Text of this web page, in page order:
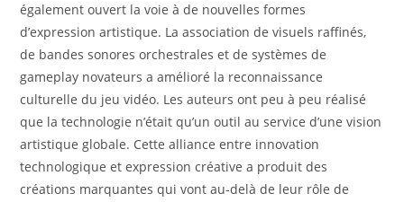
également ouvert la voie à de nouvelles formes
d’expression artistique. La association de visuels raffinés,
de bandes sonores orchestrales et de systèmes de
gameplay novateurs a amélioré la reconnaissance
culturelle du jeu vidéo. Les auteurs ont peu à peu réalisé
que la technologie n’était qu’un outil au service d’une vision
artistique globale. Cette alliance entre innovation
technologique et expression créative a produit des
créations marquantes qui vont au-delà de leur rôle de